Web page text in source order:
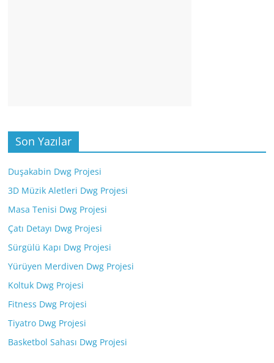
Son Yazılar
Duşakabin Dwg Projesi
3D Müzik Aletleri Dwg Projesi
Masa Tenisi Dwg Projesi
Çatı Detayı Dwg Projesi
Sürgülü Kapı Dwg Projesi
Yürüyen Merdiven Dwg Projesi
Koltuk Dwg Projesi
Fitness Dwg Projesi
Tiyatro Dwg Projesi
Basketbol Sahası Dwg Projesi